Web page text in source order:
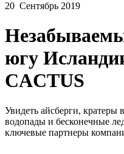
20 Сентябрь 2019
югу
CACTUS
Увидеть айсберги, кратеры
водопады и бесконечные
ключевые партнеры